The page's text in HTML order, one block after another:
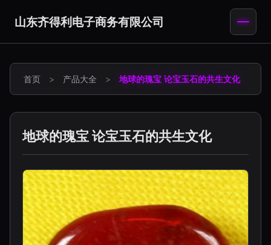
山东齐得利电子商务有限公司
首页 > 产品大全 > 地球的瑰宝 论宝玉石的共生文化
地球的瑰宝 论宝玉石的共生文化